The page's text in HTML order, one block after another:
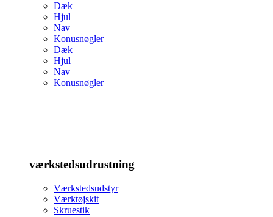
Dæk
Hjul
Nav
Konusnøgler
Dæk
Hjul
Nav
Konusnøgler
værkstedsudrustning
Værkstedsudstyr
Værktøjskit
Skruestik